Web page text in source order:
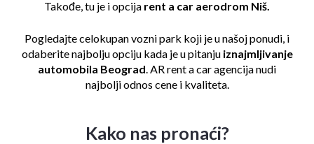
Takođe, tu je i opcija rent a car aerodrom Niš.
Pogledajte celokupanvozni park koji je u našoj ponudi, i
odaberite najbolju opciju kada je u pitanju iznajmljivanje
automobila Beograd. AR rent a car agencija nudi
najbolji odnos cene i kvaliteta.
Kako nas pronaći?